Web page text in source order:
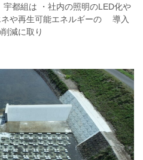
都組は ・社内の照明のLED化や
ネや再生可能エネルギーの 導入
減に取り